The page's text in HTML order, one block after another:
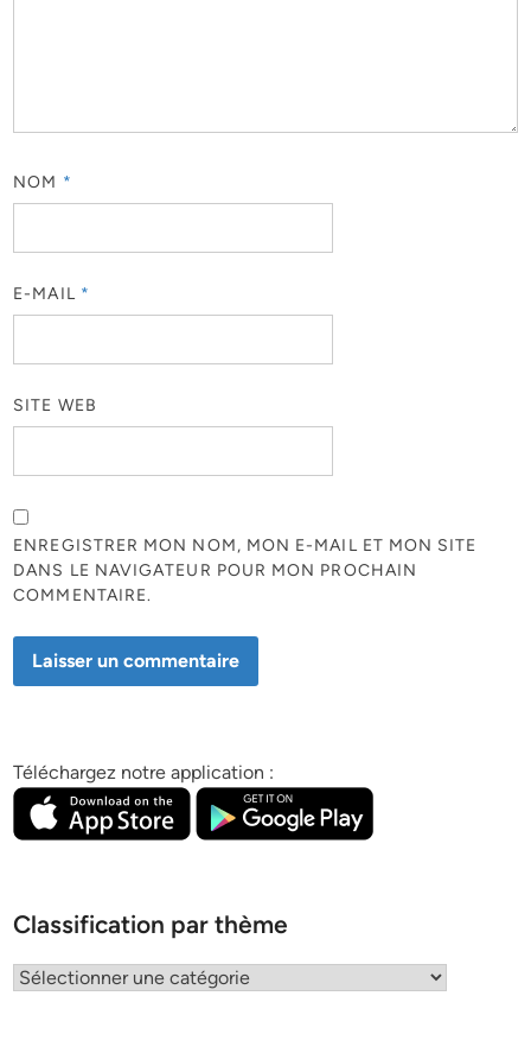
NOM *
E-MAIL *
SITE WEB
ENREGISTRER MON NOM, MON E-MAIL ET MON SITE
DANS LE NAVIGATEUR POUR MON PROCHAIN
COMMENTAIRE.
Téléchargez notre application :
Classification par thème
Classification